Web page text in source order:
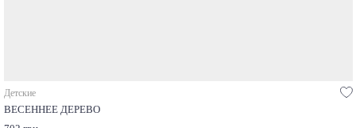
Детские
ВЕСЕННЕЕ ДЕРЕВО